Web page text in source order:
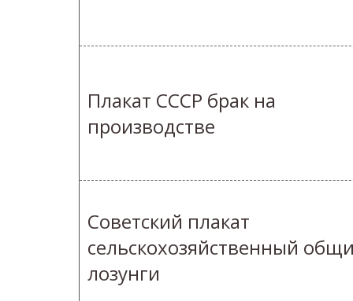
Плакат СССР брак на
производстве
Советский плакат
сельскохозяйственный
лозунги